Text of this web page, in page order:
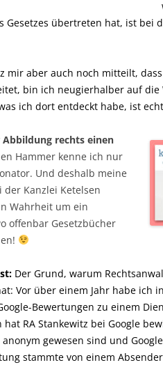
Gesetzes übertreten hat, ist bei
mir aber auch noch mitteilt,
bin ich neugierhalber auf
ich dort entdeckt habe, ist
Abbildung rechts einen
Hammer kenne ich nur
Und deshalb meine
der Kanzlei Ketelsen
Wahrheit um ein
offenbar Gesetzbücher
Der Grund, warum
Vor über einem Jahr habe ich
Bewertungen zu einem
RA Stankewitz bei Google
gewesen sind und
stammte von einem